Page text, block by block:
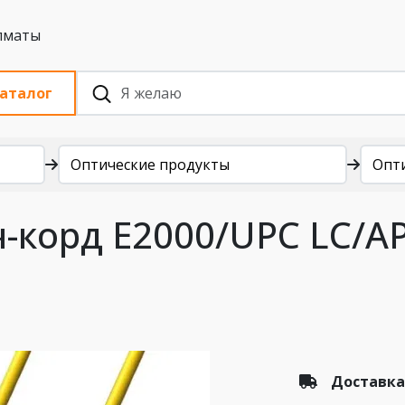
НДС, Алматы
Оптические продукты
E2000/UPC LC/
Доставка